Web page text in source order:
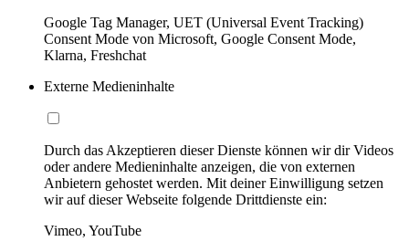
Google Tag Manager, UET (Universal Event Tracking)
Consent Mode von Microsoft, Google Consent Mode,
Klarna, Freshchat
Externe Medieninhalte
Durch das Akzeptieren dieser Dienste können wir dir Videos
oder andere Medieninhalte anzeigen, die von externen
Anbietern gehostet werden. Mit deiner Einwilligung setzen
wir auf dieser Webseite folgende Drittdienste ein:
Vimeo, YouTube